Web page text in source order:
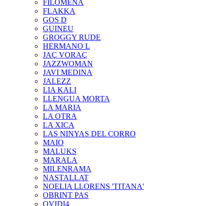
FILOMENA
FLAKKA
GOS D
GUINEU
GROGGY RUDE
HERMANO L
JAÇ VORAÇ
JAZZWOMAN
JAVI MEDINA
JALEZZ
LIA KALI
LLENGUA MORTA
LA MARIA
LA OTRA
LA XICA
LAS NINYAS DEL CORRO
MAIO
MALUKS
MARALA
MILENRAMA
NASTALLAT
NOELIA LLORENS 'TITANA'
OBRINT PAS
OVIDI4